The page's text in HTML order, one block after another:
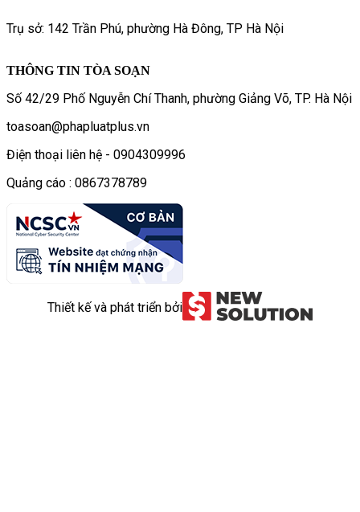
Trụ sở: 142 Trần Phú, phường Hà Đông, TP Hà Nội
THÔNG TIN TÒA SOẠN
Số 42/29 Phố Nguyễn Chí Thanh, phường Giảng Võ, TP. Hà Nội
toasoan@phapluatplus.vn
Điện thoại liên hệ - 0904309996
Quảng cáo : 0867378789
Thiết kế và phát triển bởi